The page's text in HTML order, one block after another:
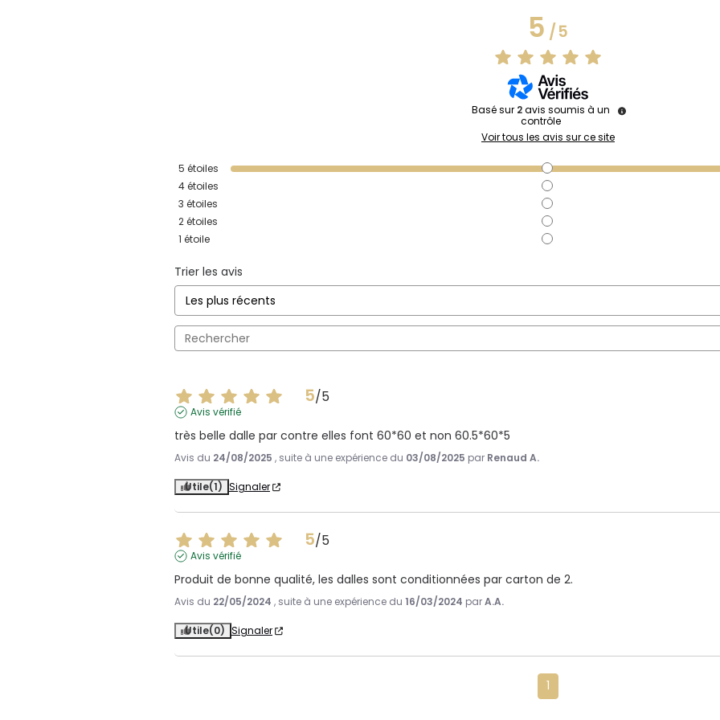
5/5
Basé sur 2avis soumis à un
contrôle
Voir tous les avis sur ce site
5 étoiles
4étoiles
3 étoiles
2étoiles
1 étoile
Trier les avis
5/5
Avis vérifié
très belle dalle par contre elles font 60*60 et non 60.5*60*5
Avis du 24/08/2025 , suite à une expérience du 03/08/2025 par Renaud A.
Utile(1) Signaler
5/5
Avis vérifié
Produit de bonne qualité, les dalles sont conditionnées par carton de 2.
Avis du 22/05/2024 , suite à une expérience du 16/03/2024 parA.A.
Utile(0) Signaler
1